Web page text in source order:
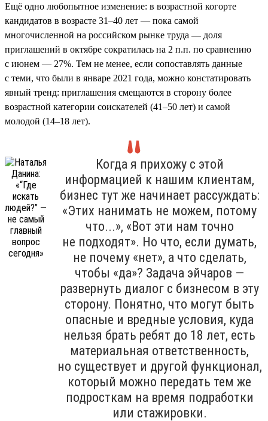
Ещё одно любопытное изменение: в возрастной когорте
кандидатов в возрасте 31–40 лет — пока самой
многочисленной на российском рынке труда — доля
приглашений в октябре сократилась на 2 п.п. по сравнению
с июнем — 27%. Тем не менее, если сопоставлять данные
с теми, что были в январе 2021 года, можно констатировать
явный тренд: приглашения смещаются в сторону более
возрастной категории соискателей (41–50 лет) и самой
молодой (14–18 лет).
Когда я прихожу с этой
информацией к нашим клиентам,
бизнес тут же начинает рассуждать:
«Этих нанимать не можем, потому
что...», «Вот эти нам точно
не подходят». Но что, если думать,
не почему «нет», а что сделать,
чтобы «да»? Задача эйчаров —
развернуть диалог с бизнесом в эту
сторону. Понятно, что могут быть
опасные и вредные условия, куда
нельзя брать ребят до 18 лет, есть
материальная ответственность,
но существует и другой функционал,
который можно передать тем же
подросткам на время подработки
или стажировки.